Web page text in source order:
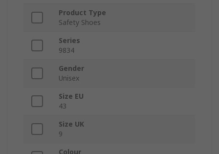
Product Type
Safety Shoes
Series
9834
Gender
Unisex
Size EU
43
Size UK
9
Colour